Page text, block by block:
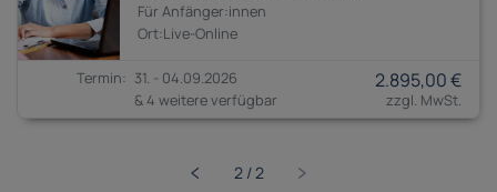
Anfänger:innen
31. - 04.09.2026
& 4 weitere verfügbar
2.895,00 €